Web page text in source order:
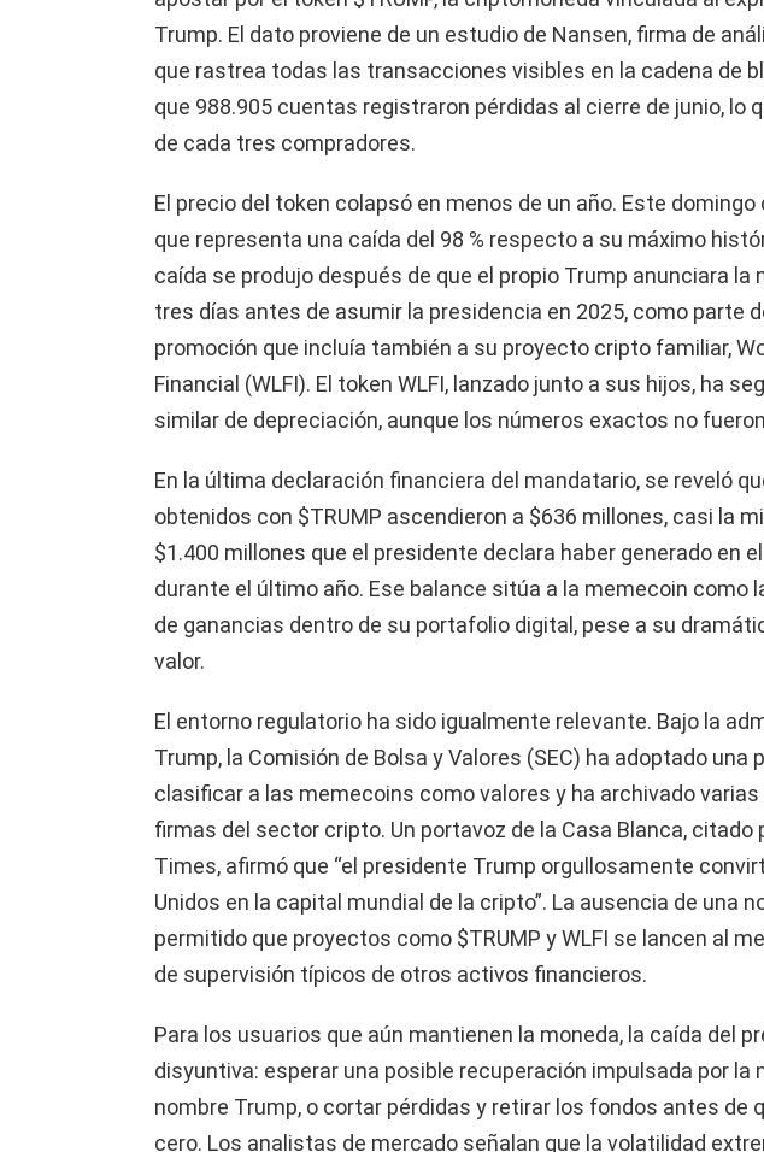
Trump. El dato proviene de un estudio de Nansen, firma de
que rastrea todas las transacciones visibles en la cadena de
que 988.905 cuentas registraron pérdidas al cierre de junio, lo
de cada tres compradores.
El precio del token colapsó en menos de un año. Este domingo
que representa una caída del 98 % respecto a su máximo
caída se produjo después de que el propio Trump anunciara la
tres días antes de asumir la presidencia en 2025, como parte
promoción que incluía también a su proyecto cripto familiar,
Financial (WLFI). El token WLFI, lanzado junto a sus hijos, ha
similar de depreciación, aunque los números exactos no
En la última declaración financiera del mandatario, se reveló
obtenidos con $TRUMP ascendieron a $636 millones, casi la
$1.400 millones que el presidente declara haber generado en
durante el último año. Ese balance sitúa a la memecoin como
de ganancias dentro de su portafolio digital, pese a su
valor.
El entorno regulatorio ha sido igualmente relevante. Bajo la
Trump, la Comisión de Bolsa y Valores (SEC) ha adoptado una
clasificar a las memecoins como valores y ha archivado
firmas del sector cripto. Un portavoz de la Casa Blanca, citado
Times, afirmó que “el presidente Trump orgullosamente
Unidos en la capital mundial de la cripto”. La ausencia de una
permitido que proyectos como $TRUMP y WLFI se lancen al
de supervisión típicos de otros activos financieros.
Para los usuarios que aún mantienen la moneda, la caída del
disyuntiva: esperar una posible recuperación impulsada por la
nombre Trump, o cortar pérdidas y retirar los fondos antes de
cero. Los analistas de mercado señalan que la volatilidad